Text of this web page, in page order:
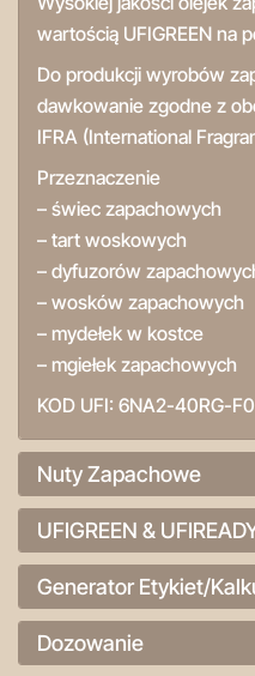
wartością UFIGREEN na
Do produkcji wyrobów
dawkowanie zgodne z
IFRA (International
Przeznaczenie
– świec zapachowych
– tart woskowych
– dyfuzorów
– wosków zapachowych
– mydełek w kostce
– mgiełek zapachowych
KOD UFI: 6NA2-40RG-
Nuty Zapachowe
UFIGREEN &
Generator Etykiet/
Dozowanie